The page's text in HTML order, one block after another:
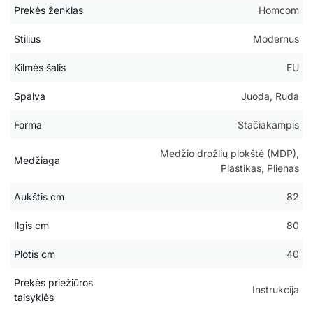
Prekės ženklas Homcom
Stilius Modernus
Kilmės šalis EU
Spalva Juoda, Ruda
Forma Stačiakampis
Medžiaga
Medžio drožlių plokštė (MDP),
Plastikas, Plienas
Aukštis cm 82
Ilgis cm 80
Plotis cm 40
Prekės priežiūros
taisyklės
Instrukcija